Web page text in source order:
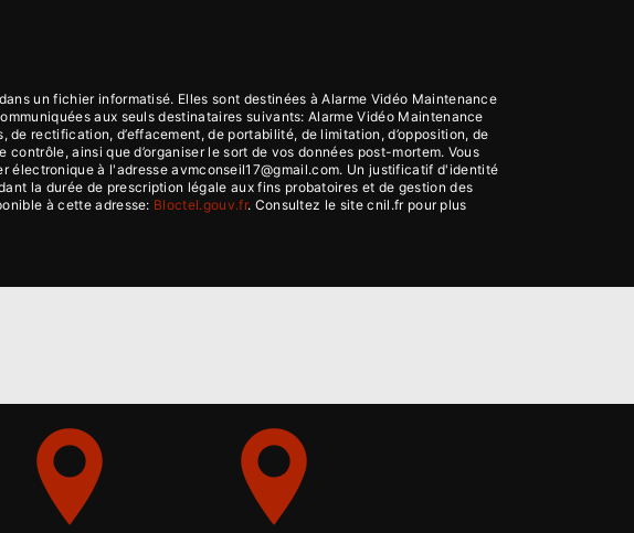
un fichier informatisé. Elles sont destinées à Alarme Vidéo Maintenance
aux seuls destinataires suivants: Alarme Vidéo Maintenance
rectification, d’effacement, de portabilité, de limitation, d’opposition, de
ainsi que d’organiser le sort de vos données post-mortem. Vous
électronique à l'adresse avmconseil17@gmail.com. Un justificatif d'identité
la durée de prescription légale aux fins probatoires et de gestion des
à cette adresse: Bloctel.gouv.fr. Consultez le site cnil.fr pour plus